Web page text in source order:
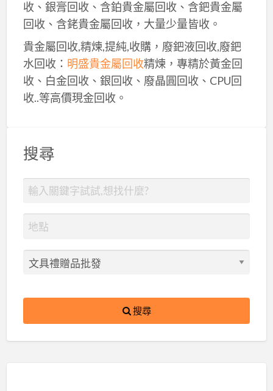
收、銀膏回收、含鉑貴金屬回收、含鈀貴金屬
回收、含銠貴金屬回收，大量少量皆收。
貴金屬回收,精煉,提純,收購，廢鈀液回收,廢鈀
水回收： 明盛貴金屬回收精煉，專精於黃金回
收、白金回收、銀回收、廢晶圓回收、CPU回
收..等高價現金回收。
搜尋
搜尋